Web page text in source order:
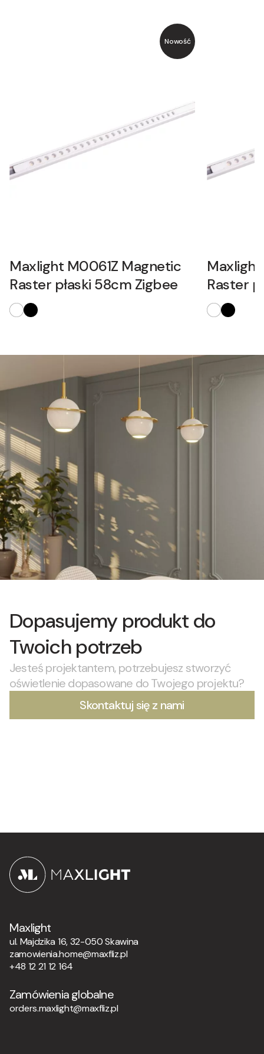
Nowość
Maxlight M0061Z Magnetic
Raster płaski 58cm Zigbee
Raster
Dopasujemy produkt do
Twoich potrzeb
Jesteś projektantem, potrzebujesz stworzyć
oświetlenie dopasowane do Twojego projektu?
Skontaktuj się z nami
Maxlight
ul. Majdzika 16, 32-050 Skawina
zamowienia.home@maxfliz.pl
+48 12 21 12 164
Zamówienia globalne
orders.maxlight@maxfliz.pl